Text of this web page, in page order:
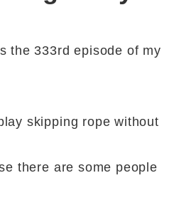
the 333rd episode of my
skipping rope without
there are some people